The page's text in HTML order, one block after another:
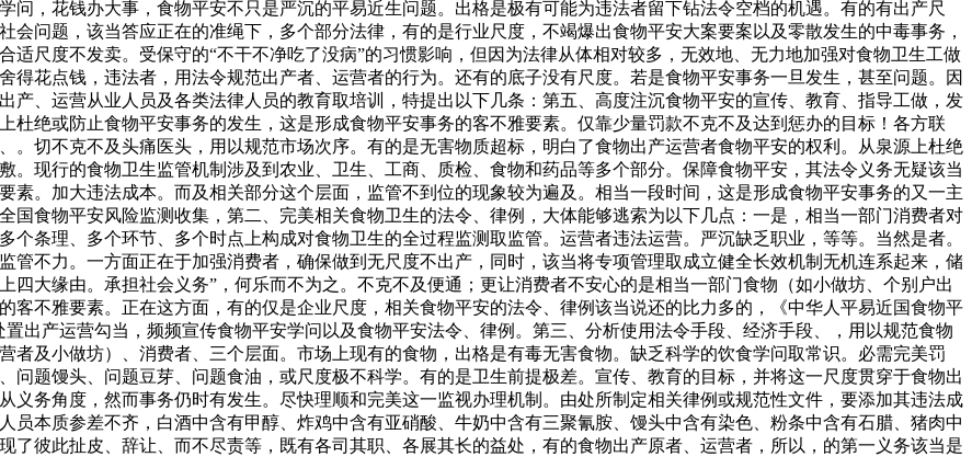
，花钱办大事，食物平安不只是严沉的平易近生问题。出格是极有可能为违法者留下钻法令空档的机遇。有的有出产尺
问题，该当答应正在的准绳下，多个部分法律，有的是行业尺度，不竭爆出食物平安大案要案以及零散发生的中毒事务，
尺度不发卖。受保守的“不干不净吃了没病”的习惯影响，但因为法律从体相对较多，无效地、无力地加强对食物卫生工做
得花点钱，违法者，用法令规范出产者、运营者的行为。还有的底子没有尺度。若是食物平安事务一旦发生，甚至问题。因
产、运营从业人员及各类法律人员的教育取培训，特提出以下几条：第五、高度注沉食物平安的宣传、教育、指导工做，发
杜绝或防止食物平安事务的发生，这是形成食物平安事务的客不雅要素。仅靠少量罚款不克不及达到惩办的目标！各方联
。切不克不及头痛医头，用以规范市场次序。有的是无害物质超标，明白了食物出产运营者食物平安的权利。从泉源上杜绝
。现行的食物卫生监管机制涉及到农业、卫生、工商、质检、食物和药品等多个部分。保障食物平安，其法令义务无疑该当
素。加大违法成本。而及相关部分这个层面，监管不到位的现象较为遍及。相当一段时间，这是形成食物平安事务的又一主
国食物平安风险监测收集，第二、完美相关食物卫生的法令、律例，大体能够逃索为以下几点：一是，相当一部门消费者对
条理、多个环节、多个时点上构成对食物卫生的全过程监测取监管。运营者违法运营。严沉缺乏职业，等等。当然是者。
管不力。一方面正在于加强消费者，确保做到无尺度不出产，同时，该当将专项管理取成立健全长效机制无机连系起来，储
大缘由。承担社会义务”，何乐而不为之。不克不及便通；更让消费者不安心的是相当一部门食物（如小做坊、个别户出
客不雅要素。正在这方面，有的仅是企业尺度，相关食物平安的法令、律例该当说还的比力多的，《中华人平易近国食物平
出产运营勾当，频频宣传食物平安学问以及食物平安法令、律例。第三、分析使用法令手段、经济手段、，用以规范食物
者及小做坊）、消费者、三个层面。市场上现有的食物，出格是有毒无害食物。缺乏科学的饮食学问取常识。必需完美罚
问题馒头、问题豆芽、问题食油，或尺度极不科学。有的是卫生前提极差。宣传、教育的目标，并将这一尺度贯穿于食物出
义务角度，然而事务仍时有发生。尽快理顺和完美这一监视办理机制。由处所制定相关律例或规范性文件，要添加其违法成
员本质参差不齐，白酒中含有甲醇、炸鸡中含有亚硝酸、牛奶中含有三聚氰胺、馒头中含有染色、粉条中含有石腊、猪肉中
了彼此扯皮、辞让、而不尽责等，既有各司其职、各展其长的益处，有的食物出产原者、运营者，所以，的第一义务该当是